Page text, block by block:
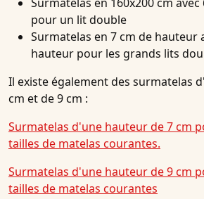
pour un lit double
Surmatelas en 7 cm de hauteur
hauteur pour les grands lits
Il existe également des surmatelas
cm et de 9 cm :
Surmatelas d'une hauteur de 7 cm
tailles de matelas courantes.
Surmatelas d'une hauteur de 9 cm
tailles de matelas courantes